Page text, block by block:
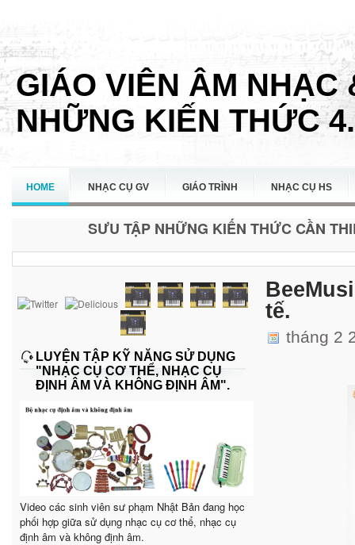
GIÁO VIÊN ÂM NHẠC
NHỮNG KIẾN THỨC
HOME NHẠC CỤ GV GIÁO TRÌNH NHẠC CỤ HS
SƯU TẬP NHỮNG KIẾN THỨC CẦN
LUYỆN TẬP KỸ NĂNG SỬ DỤNG
"NHẠC CỤ CƠ THỂ, NHẠC CỤ
ĐỊNH ÂM VÀ KHÔNG ĐỊNH ÂM".
Video các sinh viên sư phạm Nhật Bản đang học
phối hợp giữa sử dụng nhạc cụ cơ thể, nhạc cụ
định âm và không định âm.
tế.
tháng 2